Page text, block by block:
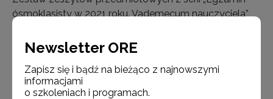
ósmoklasisty w 2021 roku. Vademecum nauczyciela”
przy opracowywaniu zmian w wymaganiach
wymagań, jak i praktyczne wskazania dla nauczycieli
pomagające z…
Newsletter ORE
Zapisz się i bądź na bieżąco z najnowszymi
informacjami
o szkoleniach i programach.